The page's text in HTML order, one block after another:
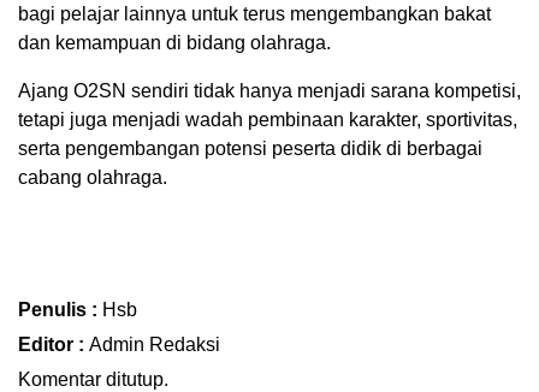
bagi pelajar lainnya untuk terus mengembangkan bakat
dan kemampuan di bidang olahraga.
Ajang O2SN sendiri tidak hanya menjadi sarana kompetisi,
tetapi juga menjadi wadah pembinaan karakter, sportivitas,
serta pengembangan potensi peserta didik di berbagai
cabang olahraga.
Penulis : Hsb
Editor : Admin Redaksi
Komentar ditutup.